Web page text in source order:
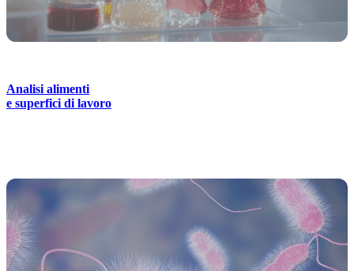
Analisi alimenti
e superfici di lavoro